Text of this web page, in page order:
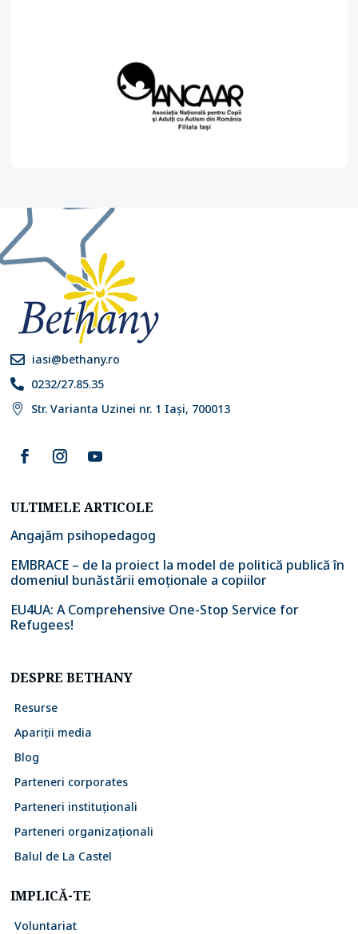
 iasi@bethany.ro
 0232/27.85.35
 Str. Varianta Uzinei nr. 1 Iași, 700013
ULTIMELE ARTICOLE
Angajăm psihopedagog
EMBRACE – de la proiect la model de politică publică în
domeniul bunăstării emoționale a copiilor
EU4UA: A Comprehensive One-Stop Service for
Refugees!
DESPRE BETHANY
Resurse
Apariții media
Blog
Parteneri corporates
Parteneri instituționali
Parteneri organizaționali
Balul de La Castel
IMPLICĂ-TE
Voluntariat